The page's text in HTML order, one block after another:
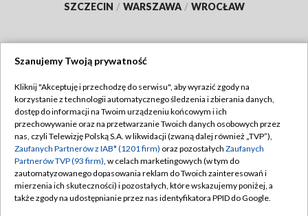
SZCZECIN / WARSZAWA / WROCŁAW
TVP
Abonament TVP
Emisja w TVP
Centrum informacji TVP
Naziemna Telewizja Cyfrowa
Regulamin TVP
Polityka prywatności
Moje zgody
Pomoc
Szanujemy Twoją prywatność
Kliknij "Akceptuję i przechodzę do serwisu", aby wyrazić zgody na
korzystanie z technologii automatycznego śledzenia i zbierania danych,
dostęp do informacji na Twoim urządzeniu końcowym i ich
przechowywanie oraz na przetwarzanie Twoich danych osobowych przez
nas, czyli Telewizję Polską S.A. w likwidacji (zwaną dalej również „TVP”),
Zaufanych Partnerów z IAB* (1201 firm) oraz pozostałych Zaufanych
Partnerów TVP (93 firm), w celach marketingowych (w tym do
zautomatyzowanego dopasowania reklam do Twoich zainteresowań i
mierzenia ich skuteczności) i pozostałych, które wskazujemy poniżej, a
także zgody na udostępnianie przez nas identyfikatora PPID do Google.